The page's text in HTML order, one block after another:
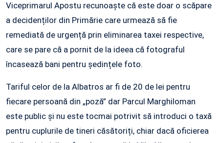
Viceprimarul Apostu recunoaște că este doar o scăpare
a decidenților din Primărie care urmează să fie
remediată de urgență prin eliminarea taxei respective,
care se pare că a pornit de la ideea că fotograful
încasează bani pentru ședințele foto.
Tariful celor de la Albatros ar fi de 20 de lei pentru
fiecare persoană din „poză” dar Parcul Marghiloman
este public și nu este tocmai potrivit să introduci o taxă
pentru cuplurile de tineri căsătoriți, chiar dacă oficierea